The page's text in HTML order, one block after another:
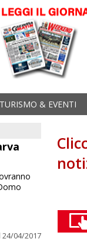
TURISMO & EVENTI
24/04/2017